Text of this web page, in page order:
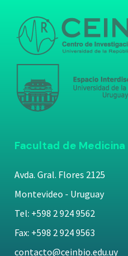
Facultad de Medicina
Avda. Gral. Flores 2125
Montevideo - Uruguay
Tel: +598 2 924 9562
Fax: +598 2 924 9563
contacto@ceinbio.edu.uy